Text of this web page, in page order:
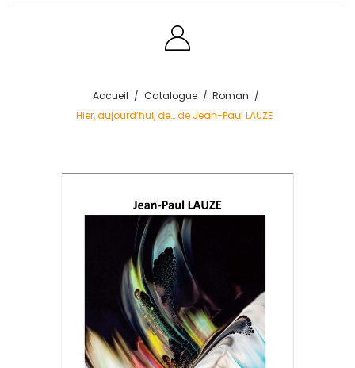
Accueil Catalogue
Roman
Hier, aujourd’hui, de… de Jean-Paul LAUZE